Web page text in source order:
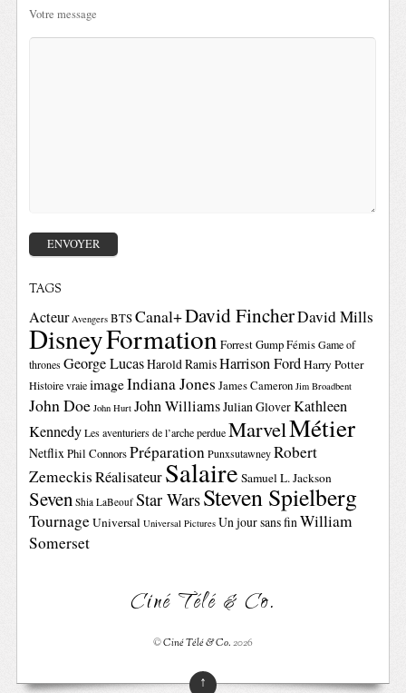
Votre message
TAGS
Acteur Avengers BTSCanal+David FincherDavid Mills
DisneyFormationForrest GumpFémis Game of
thrones George LucasHarold RamisHarrison FordHarry Potter
Histoire vraie imageIndiana Jones James Cameron Jim Broadbent
John Doe John Hurt John WilliamsJulian GloverKathleen
Kennedy Les aventuriers de l’arche perdue MarvelMétier
NetflixPhil ConnorsPréparation Punxsutawney Robert
ZemeckisRéalisateurSalaire Samuel L. Jackson
Seven Shia LaBeouf Star WarsSteven Spielberg
TournageUniversal Universal Pictures Un jour sans finWilliam
Somerset
Ciné Télé & Co.
©Ciné Télé & Co.2026
↑